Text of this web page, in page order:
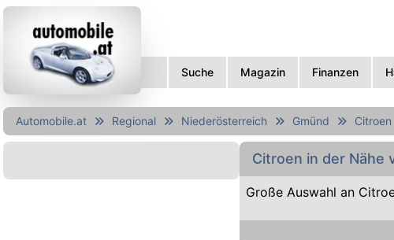
Suche Magazin Finanzen
Automobile.at Regional Niederösterreich Gmünd Citroen
Citroen in der Nähe
Große Auswahl an